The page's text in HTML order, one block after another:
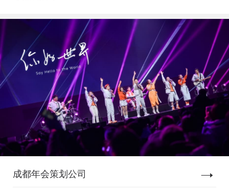
成都年会策划公司